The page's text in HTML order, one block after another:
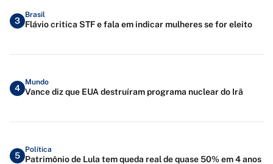
3
Brasil
Flávio critica STF e fala em indicar mulheres se for eleito
4
Mundo
Vance diz que EUA destruíram programa nuclear do Irã
5
Política
Patrimônio de Lula tem queda real de quase 50% em 4 anos